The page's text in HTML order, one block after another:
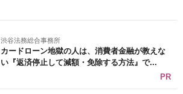
渋谷法務総合事務所
カードローン地獄の人は、消費者金融が教えな
い『返済停止して減額・免除する方法』で...
PR